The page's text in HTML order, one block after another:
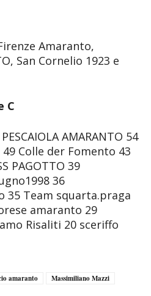
Amaranto,
San Cornelio 1923 e
C
AMARANTO 54
Colle der Fomento 43
PAGOTTO 39
36
35 Team squarta.praga
amaranto 29
Risaliti 20 sceriffo
amaranto Massimiliano Mazzi